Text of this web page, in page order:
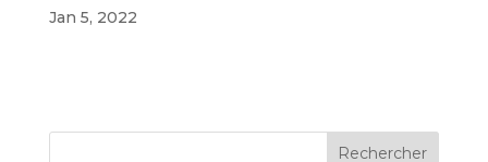
Jan 5, 2022